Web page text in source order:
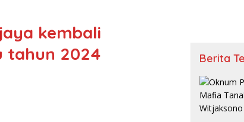
kembali
tahun 2024
Berita